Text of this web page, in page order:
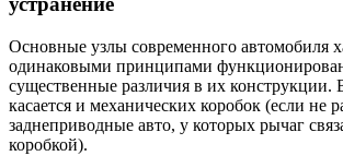
Основные узлы современного автомобиля
одинаковыми принципами
существенные различия в их конструкции.
касается и механических коробок (если не
заднеприводные авто, у которых рычаг
коробкой).